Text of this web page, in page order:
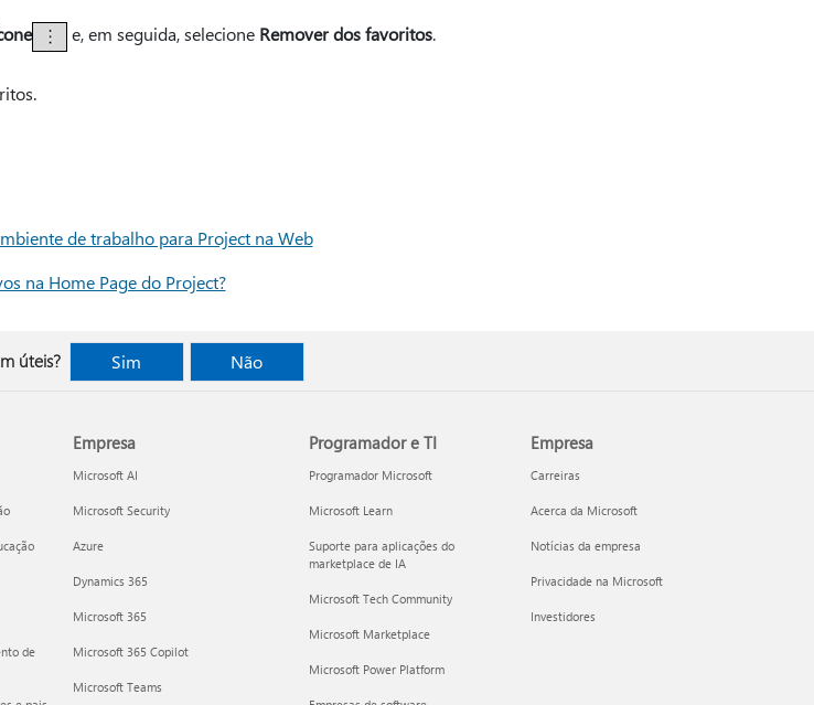
e, em seguida, selecione Remover dos favoritos.
de trabalho para Project na Web
na Home Page do Project?
úteis? Sim Não
de
Empresa
Microsoft AI
Microsoft Security
Azure
Dynamics 365
Microsoft 365
Microsoft 365 Copilot
Microsoft Teams
Programador e TI
Programador Microsoft
Microsoft Learn
Suporte para aplicações do
marketplace de IA
Microsoft Tech Community
Microsoft Marketplace
Microsoft Power Platform
Empresa
Carreiras
Acerca da Microsoft
Notícias da empresa
Privacidade na Microsoft
Investidores